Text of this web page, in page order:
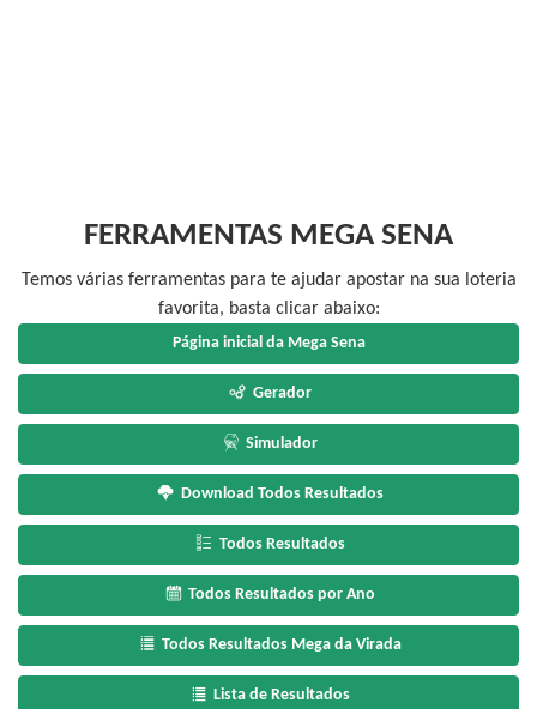
FERRAMENTAS MEGA SENA
Temos várias ferramentas para te ajudar apostar na sua loteria
favorita, basta clicar abaixo:
Página inicial da Mega Sena
Gerador
Simulador
Download Todos Resultados
Todos Resultados
Todos Resultados por Ano
Todos Resultados Mega da Virada
Lista de Resultados